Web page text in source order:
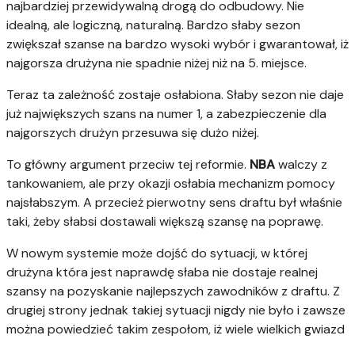
najbardziej przewidywalną drogą do odbudowy. Nie
idealną, ale logiczną, naturalną. Bardzo słaby sezon
zwiększał szanse na bardzo wysoki wybór i gwarantował, iż
najgorsza drużyna nie spadnie niżej niż na 5. miejsce.
Teraz ta zależność zostaje osłabiona. Słaby sezon nie daje
już największych szans na numer 1, a zabezpieczenie dla
najgorszych drużyn przesuwa się dużo niżej.
To główny argument przeciw tej reformie. NBAwalczy z
tankowaniem, ale przy okazji osłabia mechanizm pomocy
najsłabszym. A przecież pierwotny sens draftu był właśnie
taki, żeby słabsi dostawali większą szansę na poprawę.
W nowym systemie może dojść do sytuacji, w której
drużyna która jest naprawdę słaba nie dostaje realnej
szansy na pozyskanie najlepszych zawodników z draftu. Z
drugiej strony jednak takiej sytuacji nigdy nie było i zawsze
można powiedzieć takim zespołom, iż wiele wielkich gwiazd